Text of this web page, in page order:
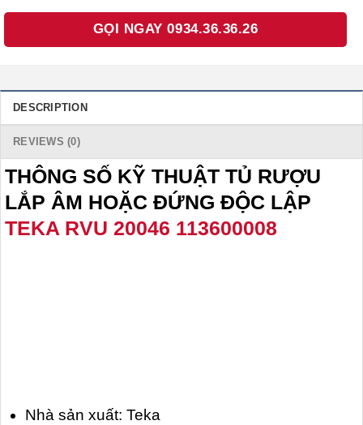
GỌI NGAY 0934.36.36.26
DESCRIPTION
REVIEWS (0)
THÔNG SỐ KỸ THUẬT TỦ RƯỢU
LẮP ÂM HOẶC ĐỨNG ĐỘC LẬP
TEKA RVU 20046 113600008
Nhà sản xuất: Teka